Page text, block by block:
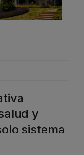
y
sistema